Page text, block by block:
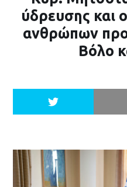
ύδρευσης και
ανθρώπων
Βόλο